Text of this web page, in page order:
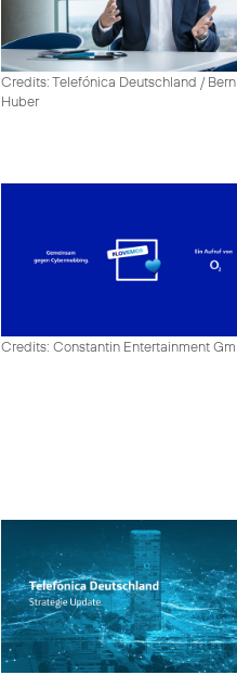
Credits: Telefónica Deutschland /
Huber
Credits: Constantin Entertainment